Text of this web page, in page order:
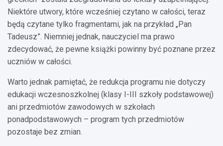
Niektóre utwory, które wcześniej czytano w całości, teraz
będą czytane tylko fragmentami, jak na przykład „Pan
Tadeusz”. Niemniej jednak, nauczyciel ma prawo
zdecydować, że pewne książki powinny być poznane przez
uczniów w całości.
Warto jednak pamiętać, że redukcja programu nie dotyczy
edukacji wczesnoszkolnej (klasy I-III szkoły podstawowej)
ani przedmiotów zawodowych w szkołach
ponadpodstawowych – program tych przedmiotów
pozostaje bez zmian.